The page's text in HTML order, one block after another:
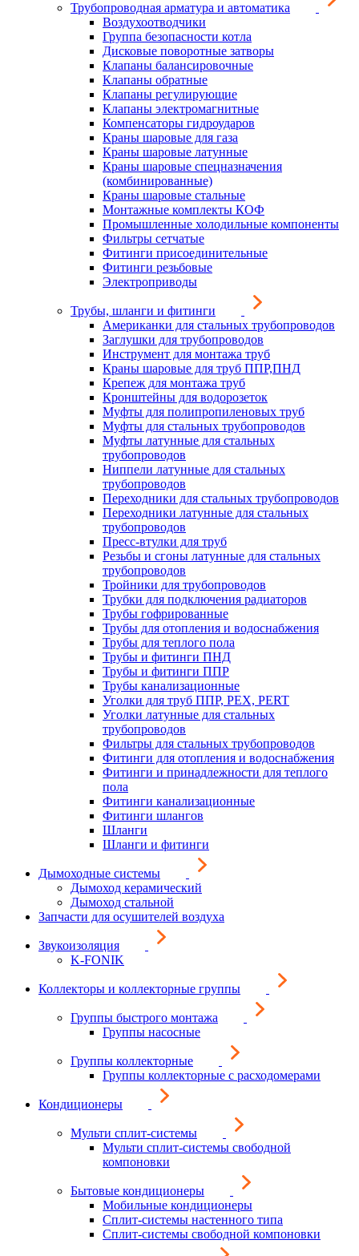
Трубопроводная арматура и автоматика
Воздухоотводчики
Группа безопасности котла
Дисковые поворотные затворы
Клапаны балансировочные
Клапаны обратные
Клапаны регулирующие
Клапаны электромагнитные
Компенсаторы гидроударов
Краны шаровые для газа
Краны шаровые латунные
Краны шаровые спецназначения
(комбинированные)
Краны шаровые стальные
Монтажные комплекты КОФ
Промышленные холодильные компоненты
Фильтры сетчатые
Фитинги присоединительные
Фитинги резьбовые
Электроприводы
Трубы, шланги и фитинги
Американки для стальных трубопроводов
Заглушки для трубопроводов
Инструмент для монтажа труб
Краны шаровые для труб ППР,ПНД
Крепеж для монтажа труб
Кронштейны для водорозеток
Муфты для полипропиленовых труб
Муфты для стальных трубопроводов
Муфты латунные для стальных
трубопроводов
Ниппели латунные для стальных
трубопроводов
Переходники для стальных трубопроводов
Переходники латунные для стальных
трубопроводов
Пресс-втулки для труб
Резьбы и сгоны латунные для стальных
трубопроводов
Тройники для трубопроводов
Трубки для подключения радиаторов
Трубы гофрированные
Трубы для отопления и водоснабжения
Трубы для теплого пола
Трубы и фитинги ПНД
Трубы и фитинги ППР
Трубы канализационные
Уголки для труб ППР, PEX, PERT
Уголки латунные для стальных
трубопроводов
Фильтры для стальных трубопроводов
Фитинги для отопления и водоснабжения
Фитинги и принадлежности для теплого
пола
Фитинги канализационные
Фитинги шлангов
Шланги
Шланги и фитинги
Дымоходные системы
Дымоход керамический
Дымоход стальной
Запчасти для осушителей воздуха
Звукоизоляция
K-FONIK
Коллекторы и коллекторные группы
Группы быстрого монтажа
Группы насосные
Группы коллекторные
Группы коллекторные с расходомерами
Кондиционеры
Мульти сплит-системы
Мульти сплит-системы свободной
компоновки
Бытовые кондиционеры
Мобильные кондиционеры
Сплит-системы настенного типа
Сплит-системы свободной компоновки